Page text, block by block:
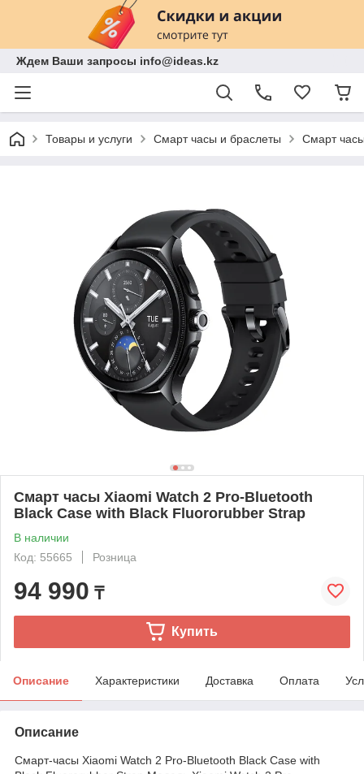
Ждем Ваши запросы info@ideas.kz
Товары и услуги Смарт часы и браслеты Смарт
Смарт часы Xiaomi Watch 2 Pro-Bluetooth
Black Case with Black Fluororubber Strap
В наличии
Код: 55665
Розница
94 990 ₸
Купить
Описание Характеристики Доставка Оплата
Описание
Смарт-часы Xiaomi Watch 2 Pro-Bluetooth Black Case with